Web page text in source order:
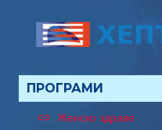
ПРОГРАМИ
Женско здраве